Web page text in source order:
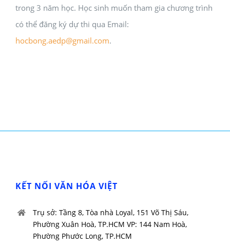
trong 3 năm học. Học sinh muốn tham gia chương trình
có thể đăng ký dự thi qua Email:
hocbong.aedp@gmail.com.
KẾT NỐI VĂN HÓA VIỆT
Trụ sở: Tầng 8, Tòa nhà Loyal, 151 Võ Thị Sáu,
Phường Xuân Hoà, TP.HCM VP: 144 Nam Hoà,
Phường Phước Long, TP.HCM